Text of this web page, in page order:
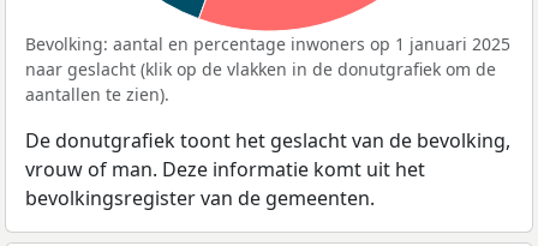
Bevolking: aantal en percentage inwoners op 1 januari 2025
naar geslacht (klik op de vlakken in de donutgrafiek om de
aantallen te zien).
De donutgrafiek toont het geslacht van de bevolking,
vrouw of man. Deze informatie komt uit het
bevolkingsregister van de gemeenten.